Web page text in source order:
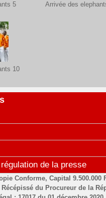
5 Arrivée des
10
de la presse
Conforme, Capital 9.500.000
du Procureur de la